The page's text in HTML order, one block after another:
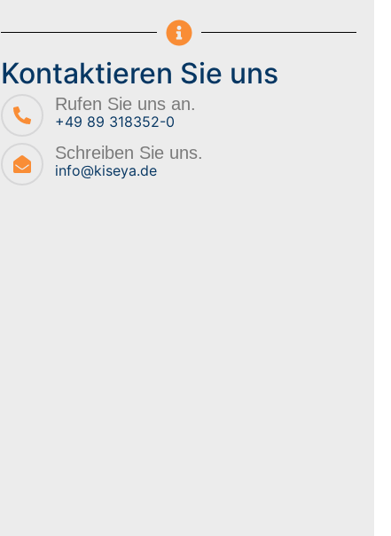
Kontaktieren Sie uns
Rufen Sie uns an.
+49 89 318352-0
Schreiben Sie uns.
info@kiseya.de